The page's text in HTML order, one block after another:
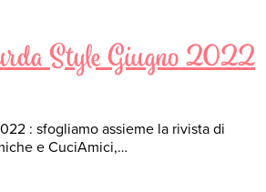
Style Giugno 2022
: sfogliamo assieme la rivista di
e CuciAmici,…